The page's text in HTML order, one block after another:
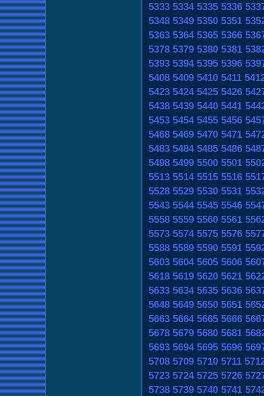
5333 5334 5335 5336
5348 5349 5350 5351
5363 5364 5365 5366
5378 5379 5380 5381
5393 5394 5395 5396
5408 5409 5410 5411
5423 5424 5425 5426
5438 5439 5440 5441
5453 5454 5455 5456
5468 5469 5470 5471
5483 5484 5485 5486
5498 5499 5500 5501
5513 5514 5515 5516
5528 5529 5530 5531
5543 5544 5545 5546
5558 5559 5560 5561
5573 5574 5575 5576
5588 5589 5590 5591
5603 5604 5605 5606
5618 5619 5620 5621
5633 5634 5635 5636
5648 5649 5650 5651
5663 5664 5665 5666
5678 5679 5680 5681
5693 5694 5695 5696
5708 5709 5710 5711
5723 5724 5725 5726
5738 5739 5740 5741